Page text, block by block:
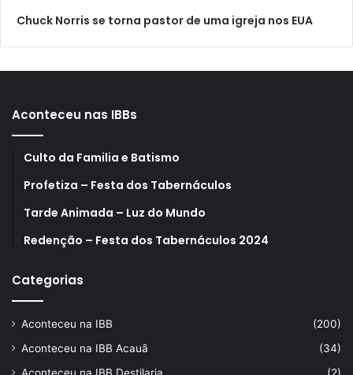
Chuck Norris se torna pastor de uma igreja nos EUA
Aconteceu nas IBBs
Culto da Familia e Batismo
Profetiza – Festa dos Tabernáculos
Tarde Animada – Luz do Mundo
Redenção – Festa dos Tabernáculos 2024
Categorias
Aconteceu na IBB
(200)
Aconteceu na IBB Acauã
(34)
Aconteceu na IBB Destilaria
(2)